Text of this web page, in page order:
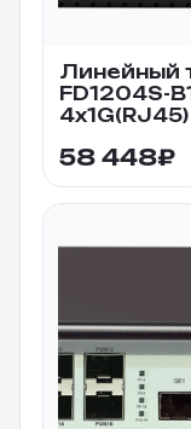
Линейный
FD1204S-
58 448₽